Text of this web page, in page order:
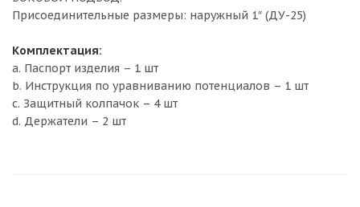
Присоединительные размеры: наружный 1″ (ДУ-25)
Комплектация:
a. Паспорт изделия – 1 шт
b. Инструкция по уравниванию потенциалов – 1 шт
c. Защитный колпачок – 4 шт
d. Держатели – 2 шт